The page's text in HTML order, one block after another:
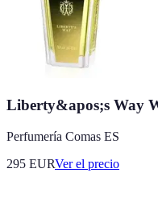
Liberty&apos;s Way
Perfumería Comas ES
295 EURVer el precio